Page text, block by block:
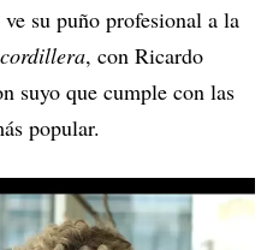
su puño profesional a la
, con Ricardo
suyo que cumple con las
popular.